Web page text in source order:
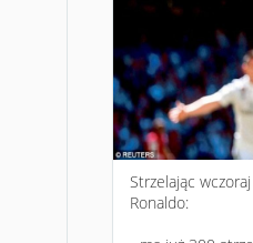
Strzelając
Ronaldo: